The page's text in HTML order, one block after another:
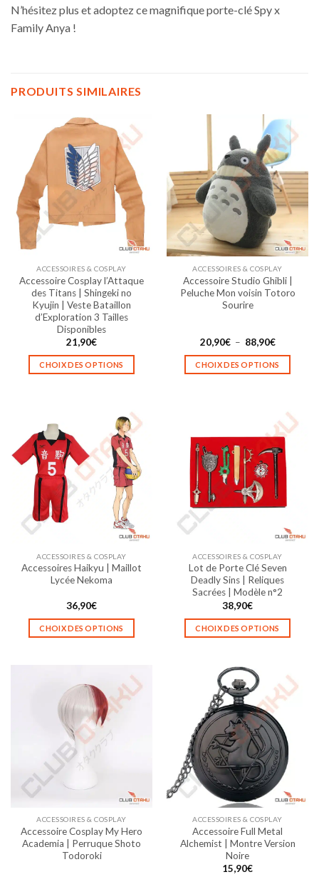
N’hésitez plus et adoptez ce magnifique porte-clé Spy x
Family Anya !
PRODUITS SIMILAIRES
ACCESSOIRES & COSPLAY
Accessoire Cosplay l’Attaque
des Titans | Shingeki no
Kyujin | Veste Bataillon
d’Exploration 3 Tailles
Disponibles
21,90€
CHOIX DES OPTIONS
plusieurs
variations.
Les
options
peuvent
être
choisies
page
du
ACCESSOIRES & COSPLAY
Accessoire Studio Ghibli |
Peluche Mon voisin Totoro
Sourire
20,90€ – 88,90€Plage
prix :
20,90€
CHOIX DES OPTIONS
plusieurs
variations.
Les
options
peuvent
être
page
du
produit
ACCESSOIRES & COSPLAY
Accessoires Haikyu | Maillot
Lycée Nekoma
36,90€
CHOIX DES OPTIONS
plusieurs
variations.
Les
options
peuvent
être
page
du
produit
ACCESSOIRES & COSPLAY
Lot de Porte Clé Seven
Deadly Sins | Reliques
Sacrées | Modèle n°2
38,90€
CHOIX DES OPTIONS
a
plusieurs
variations.
Les
options
peuvent
être
choisies
la
page
du
produit
ACCESSOIRES & COSPLAY
Accessoire Cosplay My Hero
Academia | Perruque Shoto
Todoroki
ACCESSOIRES & COSPLAY
Accessoire Full Metal
Alchemist | Montre Version
Noire
15,90€